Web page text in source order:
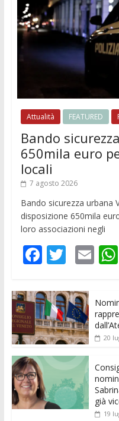
Attualità FEATURED
Bando
650mila euro
locali
7 agosto 2026
Bando sicurezza urbana
disposizione 650mila
loro associazioni negli
F
e
b
o
o
k
T
itt
er
E
l
20
già
19